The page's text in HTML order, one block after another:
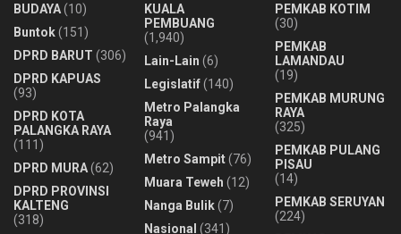
BUDAYA(10)
Buntok(151)
DPRD BARUT (306)
DPRD KAPUAS
(93)
DPRD KOTA
PALANGKA RAYA
(111)
DPRD MURA(62)
DPRD PROVINSI
KALTENG
(318)
KUALA
PEMBUANG
(1,940)
Lain-Lain (6)
Legislatif(140)
Metro Palangka
Raya
(941)
Metro Sampit(76)
Muara Teweh (12)
Nanga Bulik(7)
Nasional (341)
PEMKAB KOTIM
(30)
PEMKAB
LAMANDAU
(19)
PEMKAB MURUNG
RAYA
(325)
PEMKAB PULANG
PISAU
(14)
PEMKAB SERUYAN
(224)